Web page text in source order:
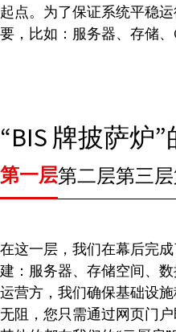
起点。为了保证系统平稳
要，比如：服务器、存储、
“BIS 牌披萨炉
第一层第二层第三层
在这一层，我们在幕后完
建：服务器、存储空间、
运营方，我们确保基础设
无阻，您只需通过网页门